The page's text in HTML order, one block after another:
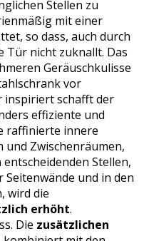
Stellen zu
mit einer
so dass, auch durch
Tür nicht zuknallt. Das
Geräuschkulisse
vor
inspiriert schafft der
effiziente und
raffinierte innere
Zwischenräumen,
Stellen,
Seitenwände und in den
wird die
erhöht.
Die zusätzlichen